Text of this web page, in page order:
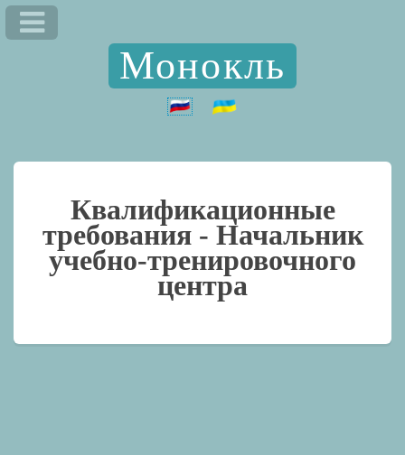
Монокль
Квалификационные
требования - Начальник
учебно-тренировочного
центра